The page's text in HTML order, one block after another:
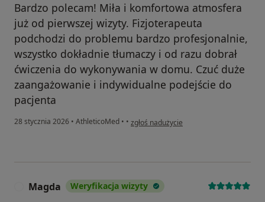
Bardzo polecam! Miła i komfortowa atmosfera
już od pierwszej wizyty. Fizjoterapeuta
podchodzi do problemu bardzo profesjonalnie,
wszystko dokładnie tłumaczy i od razu dobrał
ćwiczenia do wykonywania w domu. Czuć duże
zaangażowanie i indywidualne podejście do
pacjenta
28 stycznia 2026 • AthleticoMed • • w opinii użytkownika Sandra
zgłoś nadużycie
Magda Weryfikacja wizyty